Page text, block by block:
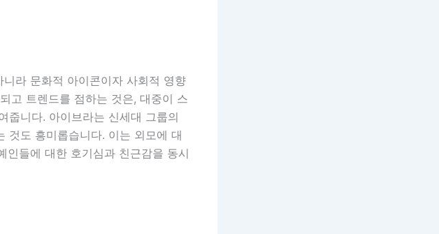
라 문화적 아이콘이자 사회적 영향
고 트렌드를 점하는 것은, 대중이 스
줍니다. 아이브라는 신세대 그룹의
것도 흥미롭습니다. 이는 외모에 대
인들에 대한 호기심과 친근감을 동시